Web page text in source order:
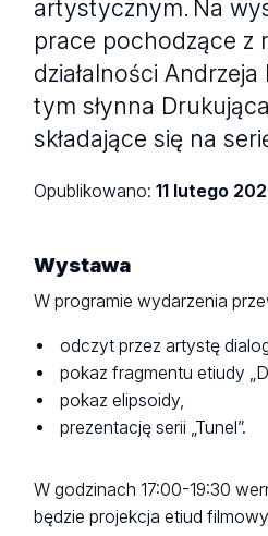
artystycznym. Na
prace pochodzące z
działalności
tym słynna
składające się na
Opublikowano:11 lutego
Wystawa
W programie wydarzenia
odczyt przez artystę
pokaz fragmentu etiudy
pokaz elipsoidy,
prezentację serii „Tunel”.
W godzinach 17:00-19:30
będzie projekcja etiud